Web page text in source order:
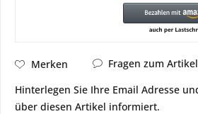
Merken
Fragen zum
Hinterlegen Sie Ihre Email Adresse
über diesen Artikel informiert.